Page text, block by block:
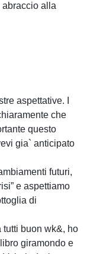
abraccio alla
aspettative. I
che
questo
gia` anticipato
futuri,
e aspettiamo
di
tutti buon wk&, ho
giramondo e